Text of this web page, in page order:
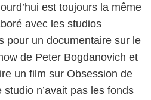
est toujours la même
avec les studios
pour un documentaire sur le
de Peter Bogdanovich et
un film sur Obsession de
n’avait pas les fonds